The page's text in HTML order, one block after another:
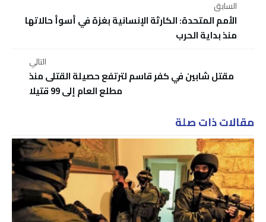
السابق
الأمم المتحدة: الكارثة الإنسانية بغزة في أسوأ حالاتها
منذ بداية الحرب
التالي
مقتل شابين في كفر قاسم لترتفع حصيلة القتلى منذ
مطلع العام إلى 99 قتيلا
مقالات ذات صلة